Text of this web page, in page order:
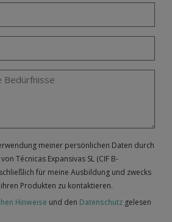
meiner persönlichen Daten durch
Técnicas Expansivas SL (CIF B-
für meine Ausbildung und zwecks
Produkten zu kontaktieren.
Hinweise und den Datenschutz gelesen